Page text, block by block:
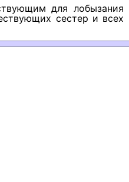
для лобызания
сестер и всех